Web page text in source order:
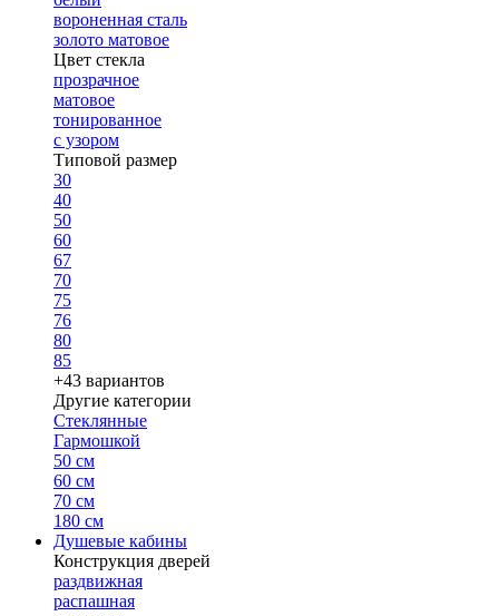
вороненная сталь
золото матовое
Цвет стекла
прозрачное
матовое
тонированное
с узором
Типовой размер
30
40
50
60
67
70
75
76
80
85
+43 вариантов
Другие категории
Стеклянные
Гармошкой
50 см
60 см
70 см
180 см
Душевые кабины
Конструкция дверей
раздвижная
распашная